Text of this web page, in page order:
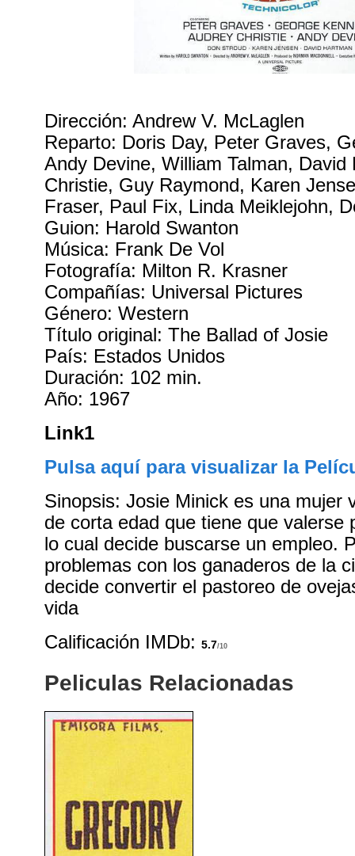
Dirección: Andrew V. McLaglen
Reparto: Doris Day, Peter Graves,
Andy Devine, William Talman, David
Christie, Guy Raymond, Karen
Fraser, Paul Fix, Linda Meiklejohn,
Guion: Harold Swanton
Música: Frank De Vol
Fotografía: Milton R. Krasner
Compañías: Universal Pictures
Género: Western
Título original: The Ballad of Josie
País: Estados Unidos
Duración: 102 min.
Año: 1967
Link1
Pulsa aquí para visualizar la
Sinopsis: Josie Minick es una mujer
de corta edad que tiene que valerse
lo cual decide buscarse un empleo.
problemas con los ganaderos de la
decide convertir el pastoreo de
vida
Calificación IMDb:5.7/10
Peliculas Relacionadas